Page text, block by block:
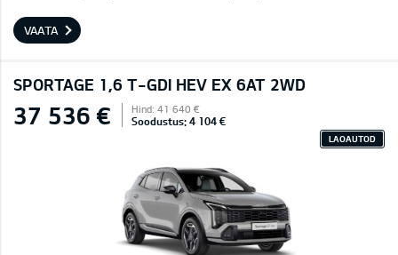
VAATA
SPORTAGE 1,6 T-GDI HEV EX 6AT 2WD
37 536 € Hind: 41 640 €
Soodustus: 4 104 €
LAOAUTOD